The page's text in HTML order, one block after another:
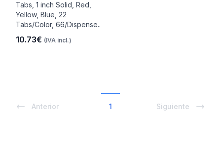
Tabs, 1 inch Solid, Red,
Yellow, Blue, 22
Tabs/Color, 66/Dispense..
10.73€ (IVA incl.)
Anterior 1 Siguiente